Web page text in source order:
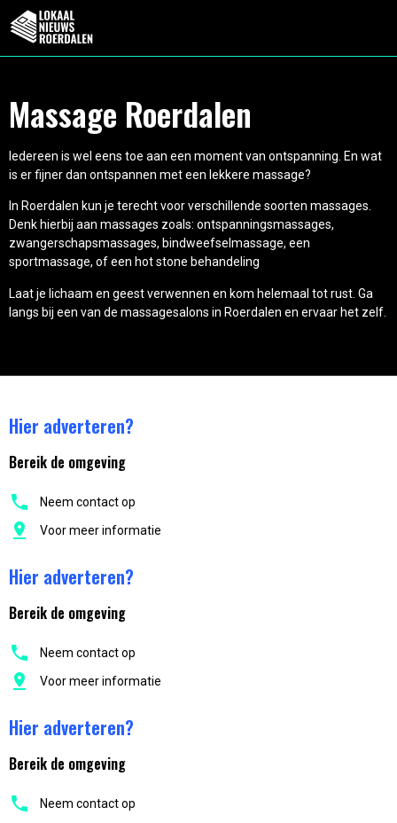
Massage Roerdalen
Iedereen is wel eens toe aan een moment van ontspanning. En wat
is er fijner dan ontspannen met een lekkere massage?
In Roerdalen kun je terecht voor verschillende soorten massages.
Denk hierbij aan massages zoals: ontspanningsmassages,
zwangerschapsmassages, bindweefselmassage, een
sportmassage, of een hot stone behandeling
Laat je lichaam en geest verwennen en kom helemaal tot rust. Ga
langs bij een van de massagesalons in Roerdalen en ervaar het zelf.
Hier adverteren?
Bereik de omgeving
Neem contact op
Voor meer informatie
Hier adverteren?
Bereik de omgeving
Neem contact op
Voor meer informatie
Hier adverteren?
Bereik de omgeving
Neem contact op